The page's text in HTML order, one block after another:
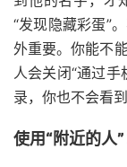
“发现隐藏彩蛋”
外重要。你能不
人会关闭“通过
录，你也不会看
使用“附近的人